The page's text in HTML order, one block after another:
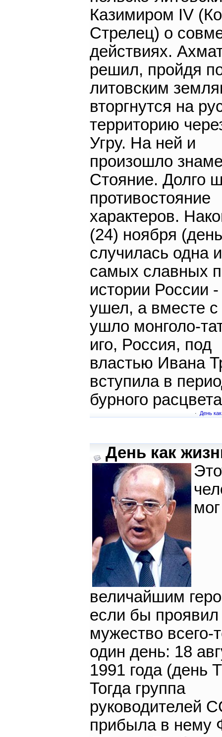
Казимиром IV
Стрелец) о
действиях.
решил, пройдя
литовским
вторгнутся на
территорию
Угру. На ней и
произошло
Стояние. Долго
противостояние
характеров.
(24) ноября
случилась одна
самых славных
истории России
ушел, а вместе
ушло монголо-
иго, Россия, под
властью Ивана
вступила в
бурного
· День
День как
величайшим
если бы проявил
мужество всего-
один день: 18
1991 года (день
Тогда группа
руководителей
прибыла в нему